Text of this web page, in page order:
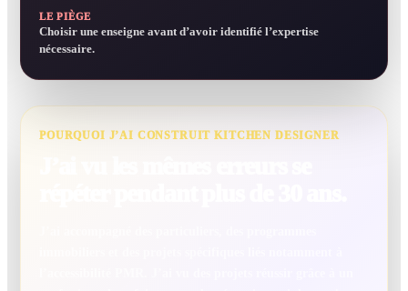
LE PIÈGE
Choisir une enseigne avant d’avoir identifié l’expertise
nécessaire.
POURQUOI J’AI CONSTRUIT KITCHEN DESIGNER